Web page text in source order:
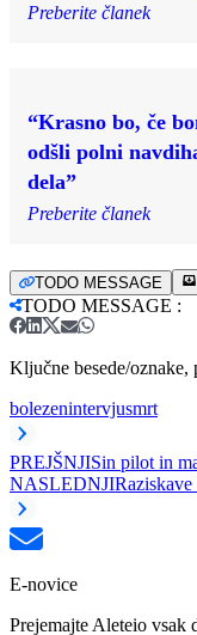
Preberite članek
“Krasno bo, če
odšli polni
dela”
Preberite članek
TODO MESSAGE
TODO MESSAGE :
Ključne besede/oznake,
bolezenintervjusmrt
PREJŠNJISin pilot in
NASLEDNJI
E-novice
Prejemajte Aleteio vsak